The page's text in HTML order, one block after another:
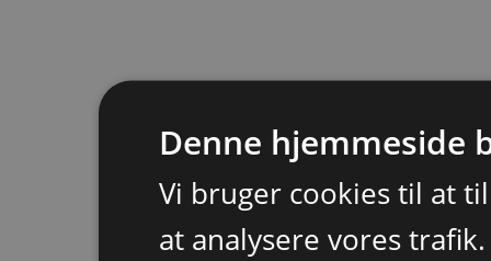
Denne hjemmeside
Vi bruger cookies til at
at analysere vores